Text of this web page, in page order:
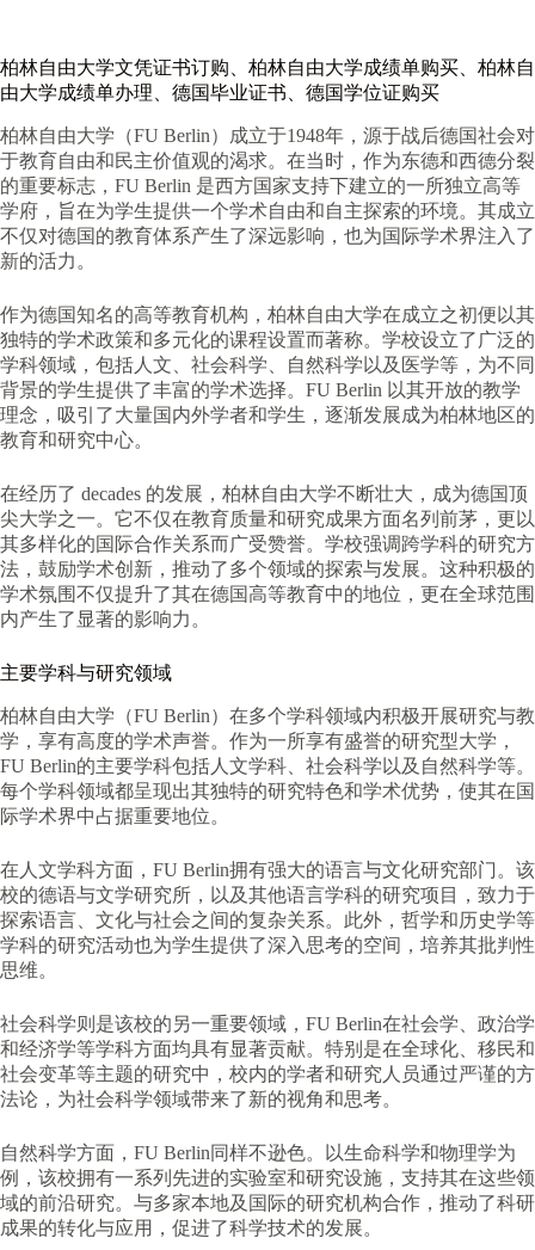
柏林自由大学文凭证书订购、柏林自由大学成绩单购买、柏林自
由大学成绩单办理、德国毕业证书、德国学位证购买
柏林自由大学（FU Berlin）成立于1948年，源于战后德国社会对
于教育自由和民主价值观的渴求。在当时，作为东德和西德分裂
的重要标志，FU Berlin 是西方国家支持下建立的一所独立高等
学府，旨在为学生提供一个学术自由和自主探索的环境。其成立
不仅对德国的教育体系产生了深远影响，也为国际学术界注入了
新的活力。
作为德国知名的高等教育机构，柏林自由大学在成立之初便以其
独特的学术政策和多元化的课程设置而著称。学校设立了广泛的
学科领域，包括人文、社会科学、自然科学以及医学等，为不同
背景的学生提供了丰富的学术选择。FU Berlin 以其开放的教学
理念，吸引了大量国内外学者和学生，逐渐发展成为柏林地区的
教育和研究中心。
在经历了 decades 的发展，柏林自由大学不断壮大，成为德国顶
尖大学之一。它不仅在教育质量和研究成果方面名列前茅，更以
其多样化的国际合作关系而广受赞誉。学校强调跨学科的研究方
法，鼓励学术创新，推动了多个领域的探索与发展。这种积极的
学术氛围不仅提升了其在德国高等教育中的地位，更在全球范围
内产生了显著的影响力。
主要学科与研究领域
柏林自由大学（FU Berlin）在多个学科领域内积极开展研究与教
学，享有高度的学术声誉。作为一所享有盛誉的研究型大学，
FU Berlin的主要学科包括人文学科、社会科学以及自然科学等。
每个学科领域都呈现出其独特的研究特色和学术优势，使其在国
际学术界中占据重要地位。
在人文学科方面，FU Berlin拥有强大的语言与文化研究部门。该
校的德语与文学研究所，以及其他语言学科的研究项目，致力于
探索语言、文化与社会之间的复杂关系。此外，哲学和历史学等
学科的研究活动也为学生提供了深入思考的空间，培养其批判性
思维。
社会科学则是该校的另一重要领域，FU Berlin在社会学、政治学
和经济学等学科方面均具有显著贡献。特别是在全球化、移民和
社会变革等主题的研究中，校内的学者和研究人员通过严谨的方
法论，为社会科学领域带来了新的视角和思考。
自然科学方面，FU Berlin同样不逊色。以生命科学和物理学为
例，该校拥有一系列先进的实验室和研究设施，支持其在这些领
域的前沿研究。与多家本地及国际的研究机构合作，推动了科研
成果的转化与应用，促进了科学技术的发展。